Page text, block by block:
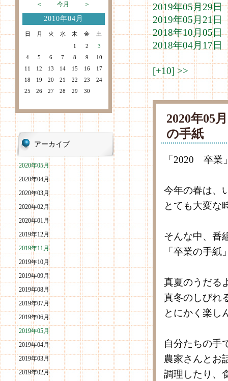
＜ 今月 ＞
2010年04月
日 月 火 水 木 金
土
1
2
3
4
5 6 7 8 9
10
11
12 13 14 15 16
17
18
19 20 21 22 23
24
25
26 27 28 29 30
アーカイブ
2020年05月
2020年04月
2020年03月
2020年02月
2020年01月
2019年12月
2019年11月
2019年10月
2019年09月
2019年08月
2019年07月
2019年06月
2019年05月
2019年04月
2019年03月
2019年02月
2019年05月29
2019年05月21
2018年10月05
2018年04月17
[+10] >>
2020年
の手紙
「2020 卒業
今年の春は、
とても大変な
そんな中、番
「卒業の手紙
真夏のうだる
真冬のしびれ
とにかく楽し
自分たちの手
農家さんとお
調理したり、